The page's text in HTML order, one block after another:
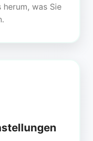
herum, was Sie